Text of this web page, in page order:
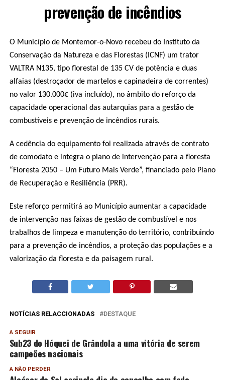
prevenção de incêndios
O Município de Montemor-o-Novo recebeu do Instituto da
Conservação da Natureza e das Florestas (ICNF) um trator
VALTRA N135, tipo florestal de 135 CV de potência e duas
alfaias (destroçador de martelos e capinadeira de correntes)
no valor 130.000€ (iva incluído), no âmbito do reforço da
capacidade operacional das autarquias para a gestão de
combustíveis e prevenção de incêndios rurais.
A cedência do equipamento foi realizada através de contrato
de comodato e integra o plano de intervenção para a floresta
“Floresta 2050 – Um Futuro Mais Verde”, financiado pelo Plano
de Recuperação e Resiliência (PRR).
Este reforço permitirá ao Município aumentar a capacidade
de intervenção nas faixas de gestão de combustível e nos
trabalhos de limpeza e manutenção do território, contribuindo
para a prevenção de incêndios, a proteção das populações e a
valorização da floresta e da paisagem rural.
NOTÍCIAS RELACCIONADAS DESTAQUE
A SEGUIR
Sub23 do Hóquei de Grândola a uma vitória de serem
campeões nacionais
A NÃO PERDER